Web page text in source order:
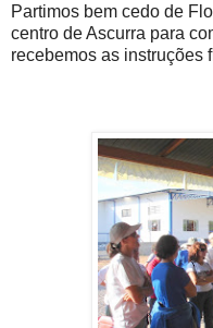
Partimos bem cedo de
centro de Ascurra para
recebemos as instruções